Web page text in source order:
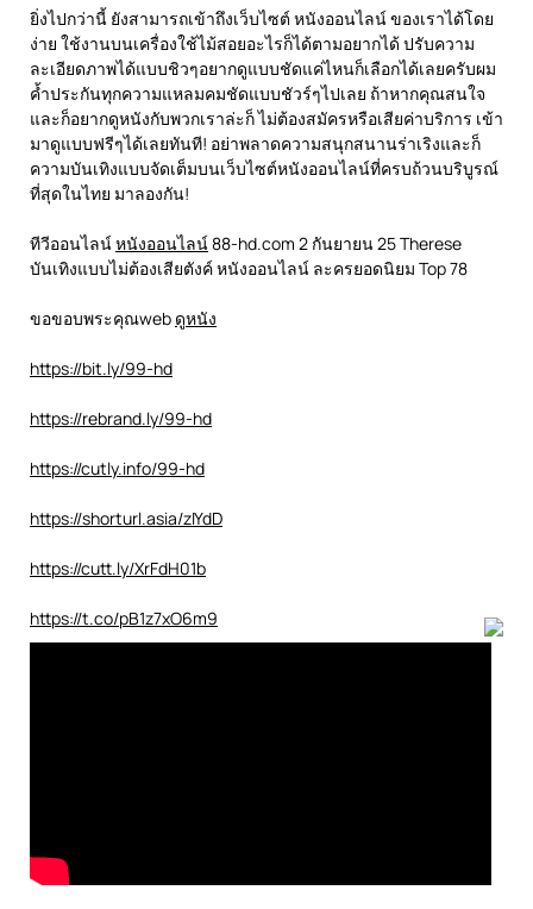
ยิ่งไปกว่านี้ ยังสามารถเข้าถึงเว็บไซต์ หนังออนไลน์ ของเราได้โดย
ง่าย ใช้งานบนเครื่องใช้ไม้สอยอะไรก็ได้ตามอยากได้ ปรับความ
ละเอียดภาพได้แบบชิวๆอยากดูแบบชัดแค่ไหนก็เลือกได้เลยครับผม
ค้ำประกันทุกความแหลมคมชัดแบบชัวร์ๆไปเลย ถ้าหากคุณสนใจ
และก็อยากดูหนังกับพวกเราล่ะก็ ไม่ต้องสมัครหรือเสียค่าบริการ เข้า
มาดูแบบฟรีๆได้เลยทันที! อย่าพลาดความสนุกสนานร่าเริงและก็
ความบันเทิงแบบจัดเต็มบนเว็บไซต์หนังออนไลน์ที่ครบถ้วนบริบูรณ์
ที่สุดในไทย มาลองกัน!
ทีวีออนไลน์หนังออนไลน์88-hd.com 2 กันยายน 25 Therese
บันเทิงแบบไม่ต้องเสียตังค์ หนังออนไลน์ ละครยอดนิยม Top 78
ขอขอบพระคุณweb ดูหนัง
https://bit.ly/99-hd
https://rebrand.ly/99-hd
https://cutly.info/99-hd
https://shorturl.asia/zIYdD
https://cutt.ly/XrFdH01b
https://t.co/pB1z7xO6m9